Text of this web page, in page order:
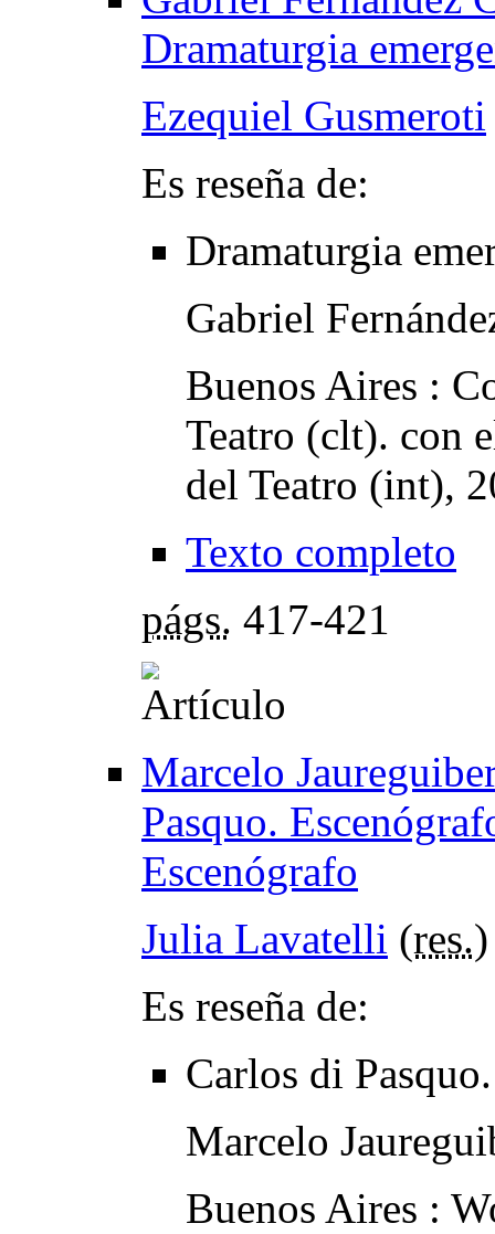
Dramaturgia
Ezequiel Gusmeroti
Es reseña de:
Dramaturgia
Gabriel
Buenos Aires :
Teatro (clt). con
del Teatro (int),
Texto completo
págs. 417-421
Marcelo
Pasquo.
Escenógrafo
Julia Lavatelli (res.)
Es reseña de:
Carlos di
Marcelo
Buenos Aires :